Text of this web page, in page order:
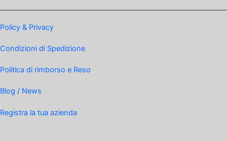
Policy & Privacy
Condizioni di Spedizione
Politica di rimborso e Reso
Blog / News
Registra la tua azienda